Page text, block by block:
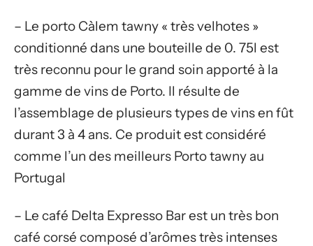
– Le porto Càlem tawny « très velhotes »
conditionné dans une bouteille de 0. 75l est
très reconnu pour le grand soin apporté à la
gamme de vins de Porto. Il résulte de
l’assemblage de plusieurs types de vins en fût
durant 3 à 4 ans. Ce produit est considéré
comme l’un des meilleurs Porto tawny au
Portugal
– Le café Delta Expresso Bar est un très bon
café corsé composé d’arômes très intenses